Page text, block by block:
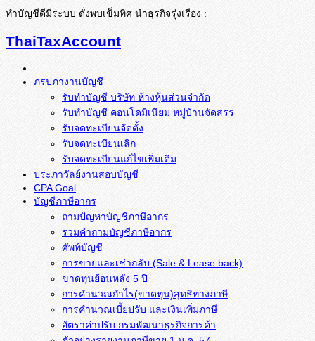
ทำบัญชีดีมีระบบ ดั่งพบเข็มทิศ นำธุรกิจรุ่งเรือง :
ThaiTaxAccount
ภรปภางานบัญชี
รับทำบัญชี บริษัท ห้างหุ้นส่วนจำกัด
รับทำบัญชี คอนโดมิเนียม หมู่บ้านจัดสรร
รับจดทะเบียนจัดตั้ง
รับจดทะเบียนเลิก
รับจดทะเบียนแก้ไขเพิ่มเติม
ประภาวัลย์งานสอบบัญชี
CPA Goal
บัญชีภาษีอากร
ถามปัญหาบัญชีภาษีอากร
รวมคำถามบัญชีภาษีอากร
ศัพท์บัญชี
การขายและเช่ากลับ (Sale & Lease back)
ขาดทุนย้อนหลัง 5 ปี
การคำนวณกำไร(ขาดทุน)สุทธิทางภาษี
การคำนวณเบี้ยปรับ และเงินเพิ่มภาษี
อัตราค่าปรับ กรมพัฒนาธุรกิจการค้า